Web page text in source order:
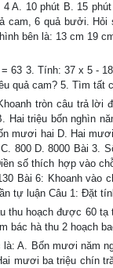
A. 10 phút B. 15
cam, 6 quả bưởi.
bên là: 13 cm 19
63 3. Tính: 37 x 5 -
quả cam? 5. Tìm tất
tròn câu trả lời
Hai triệu bốn nghìn
mươi hai D. Hai
800 D. 8000 Bài 3.
số thích hợp vào
Bài 6: Khoanh
tự luận Câu 1: Đặt
thu hoạch được 60
bác hà thu 2 hoạch
là: A. Bốn mươi năm
mươi ba triệu chín